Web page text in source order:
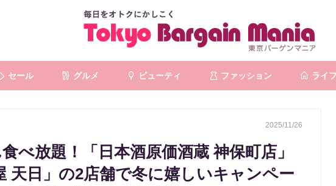
セール グルメ ビューティ ファッション ライフ
2025/11/26
べ放題！「日本酒原価酒蔵 神保町店」
天日」の2店舗で冬に嬉しいキャンペー